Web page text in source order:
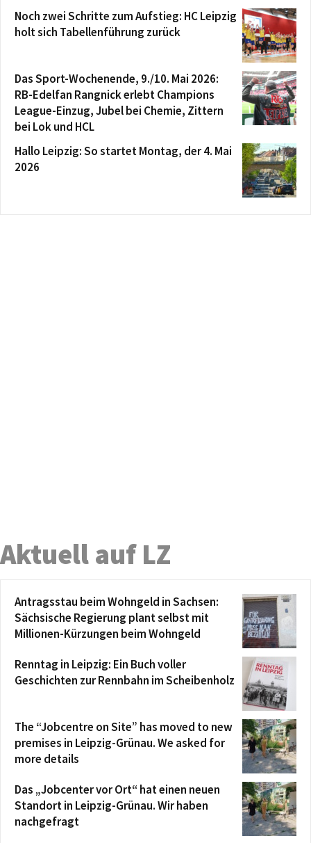
Noch zwei Schritte zum Aufstieg: HC Leipzig
holt sich Tabellenführung zurück
Das Sport-Wochenende, 9./10. Mai 2026:
RB-Edelfan Rangnick erlebt Champions
League-Einzug, Jubel bei Chemie, Zittern
bei Lok und HCL
Hallo Leipzig: So startet Montag, der 4. Mai
2026
Aktuell auf LZ
Antragsstau beim Wohngeld in Sachsen:
Sächsische Regierung plant selbst mit
Millionen-Kürzungen beim Wohngeld
Renntag in Leipzig: Ein Buch voller
Geschichten zur Rennbahn im Scheibenholz
The “Jobcentre on Site” has moved to new
premises in Leipzig-Grünau. We asked for
more details
Das „Jobcenter vor Ort“ hat einen neuen
Standort in Leipzig-Grünau. Wir haben
nachgefragt